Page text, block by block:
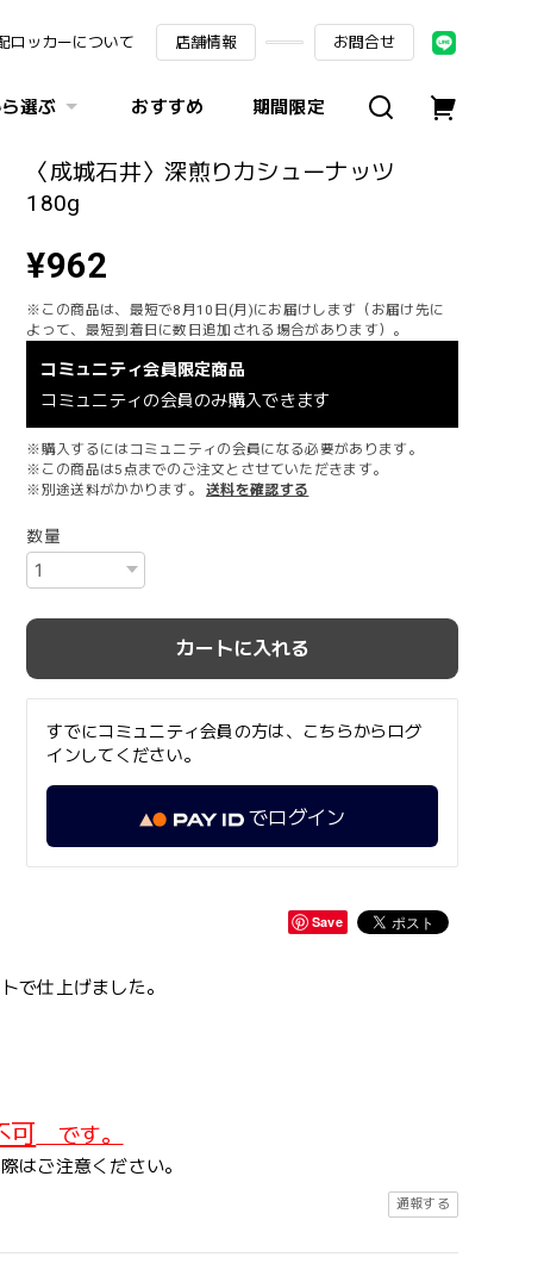
ロッカーについて 店舗情報 お問合せ
選ぶ おすすめ 期間限定
〈成城石井〉深煎りカシューナッツ
180g
¥962
※この商品は、最短で8月10日(月)にお届けします（お届け先に
よって、最短到着日に数日追加される場合があります）。
コミュニティ会員限定商品
コミュニティの会員のみ購入できます
※購入するにはコミュニティの会員になる必要があります。
※この商品は5点までのご注文とさせていただきます。
※別途送料がかかります。
送料を確認する
数量
カートに入れる
すでにコミュニティ会員の方は、こちらからログ
インしてください。
でログイン
Save
で仕上げました。
可 です。
はご注意ください。
通報する